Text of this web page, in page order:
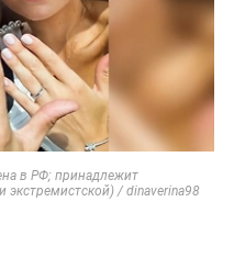
в РФ; принадлежит
экстремистской) / dinaverina98